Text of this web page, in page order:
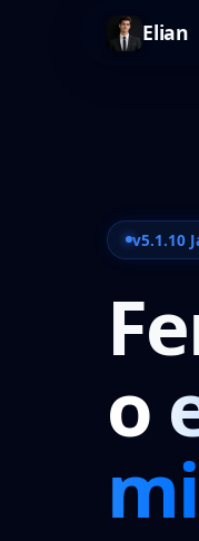
Elian
v5.1.10
o